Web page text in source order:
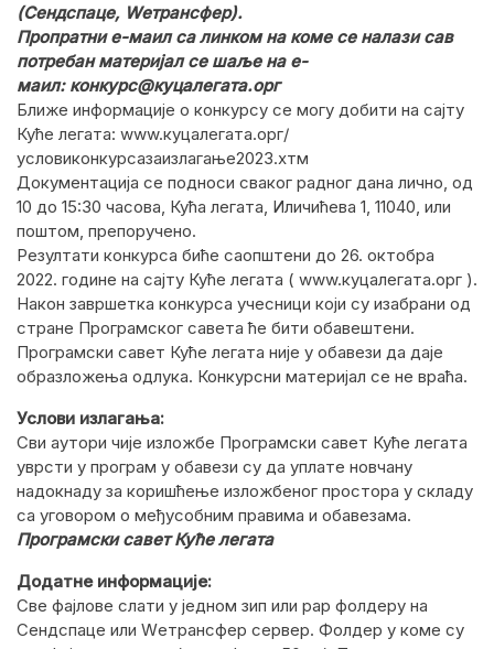
(Сендспаце, Wетрансфер).
Пропратни е-маил са линком на коме се налази сав
потребан материјал се шаље на е-
маил: конкурс@куцалегата.орг
Ближе информације о конкурсу се могу добити на сајту
Куће легата: www.куцалегата.орг/
условиконкурсазаизлагање2023.хтм
Документација се подноси сваког радног дана лично, од
10 до 15:30 часова, Кућа легата, Иличићева 1, 11040, или
поштом, препоручено.
Резултати конкурса биће саопштени до 26. октобра
2022. године на сајту Куће легата ( www.куцалегата.орг ).
Након завршетка конкурса учесници који су изабрани од
стране Програмског савета ће бити обавештени.
Програмски савет Куће легата није у обавези да даје
образложења одлука. Конкурсни материјал се не враћа.
Услови излагања:
Сви аутори чије изложбе Програмски савет Куће легата
уврсти у програм у обавези су да уплате новчану
надокнаду за коришћење изложбеног простора у складу
са уговором о међусобним правима и обавезама.
Програмски савет Куће легата
Додатне информације:
Све фајлове слати у једном зип или рар фолдеру на
Сендспаце или Wетрансфер сервер. Фолдер у коме су